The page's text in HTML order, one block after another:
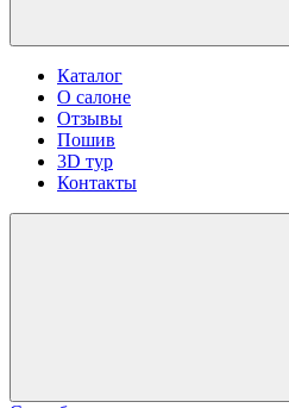
Каталог
О салоне
Отзывы
Пошив
3D тур
Контакты